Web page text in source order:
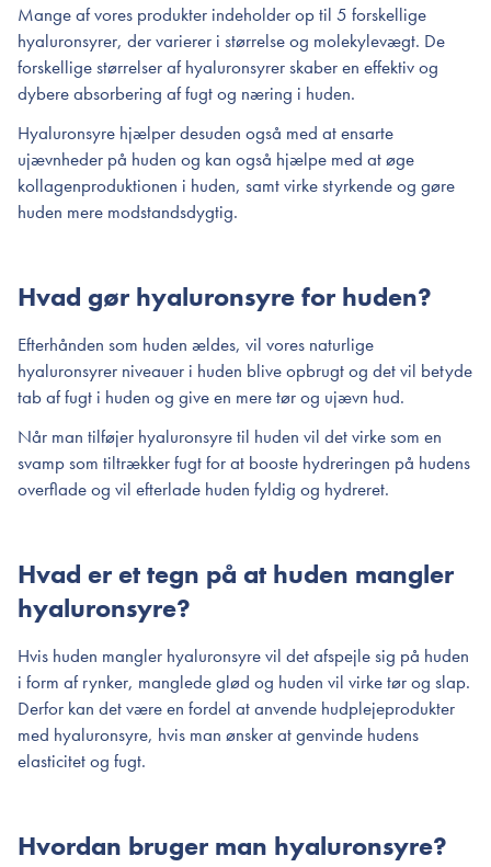
Mange af vores produkter indeholder op til 5 forskellige
hyaluronsyrer, der varierer i størrelse og molekylevægt. De
forskellige størrelser af hyaluronsyrer skaber en effektiv og
dybere absorbering af fugt og næring i huden.
Hyaluronsyre hjælper desuden også med at ensarte
ujævnheder på huden og kan også hjælpe med at øge
kollagenproduktionen i huden, samt virke styrkende og gøre
huden mere modstandsdygtig.
Hvad gør hyaluronsyre for huden?
Efterhånden som huden ældes, vil vores naturlige
hyaluronsyrer niveauer i huden blive opbrugt og det vil betyde
tab af fugt i huden og give en mere tør og ujævn hud.
Når man tilføjer hyaluronsyre til huden vil det virke som en
svamp som tiltrækker fugt for at booste hydreringen på hudens
overflade og vil efterlade huden fyldig og hydreret.
Hvad er et tegn på at huden mangler
hyaluronsyre?
Hvis huden mangler hyaluronsyre vil det afspejle sig på huden
i form af rynker, manglede glød og huden vil virke tør og slap.
Derfor kan det være en fordel at anvende hudplejeprodukter
med hyaluronsyre, hvis man ønsker at genvinde hudens
elasticitet og fugt.
Hvordan bruger man hyaluronsyre?